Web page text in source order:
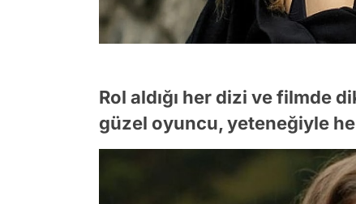
Rol aldığı her dizi ve filmde
güzel oyuncu, yeteneğiyle